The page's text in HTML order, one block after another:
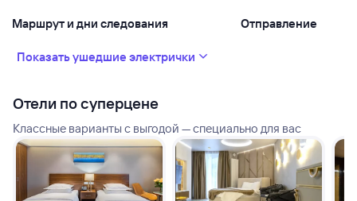
Маршрут и дни следования Отправление
Показать ушедшие электрички
Отели по суперцене
Классные варианты с выгодой — специально для вас